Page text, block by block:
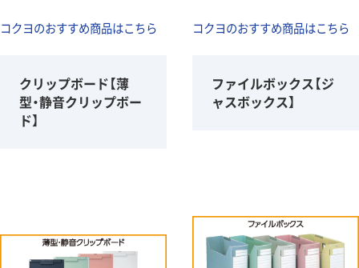
コクヨのおすすめ商品はこちら コクヨのおすすめ商品はこちら
クリップボード【薄
型・静音クリップボー
ド】
ファイルボックス【ジ
ャスボックス】